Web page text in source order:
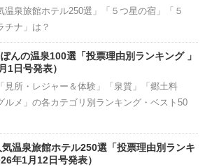
温泉旅館ホテル250選」「５つ星の宿」「５
チナ」は？
んの温泉100選「投票理由別ランキング 」
1日号発表）
見所・レジャー＆体験」「泉質」「郷土料
ルメ」の各カテゴリ別ランキング・ベスト50
温泉旅館ホテル250選「投票理由別ランキ
年1月12日号発表）